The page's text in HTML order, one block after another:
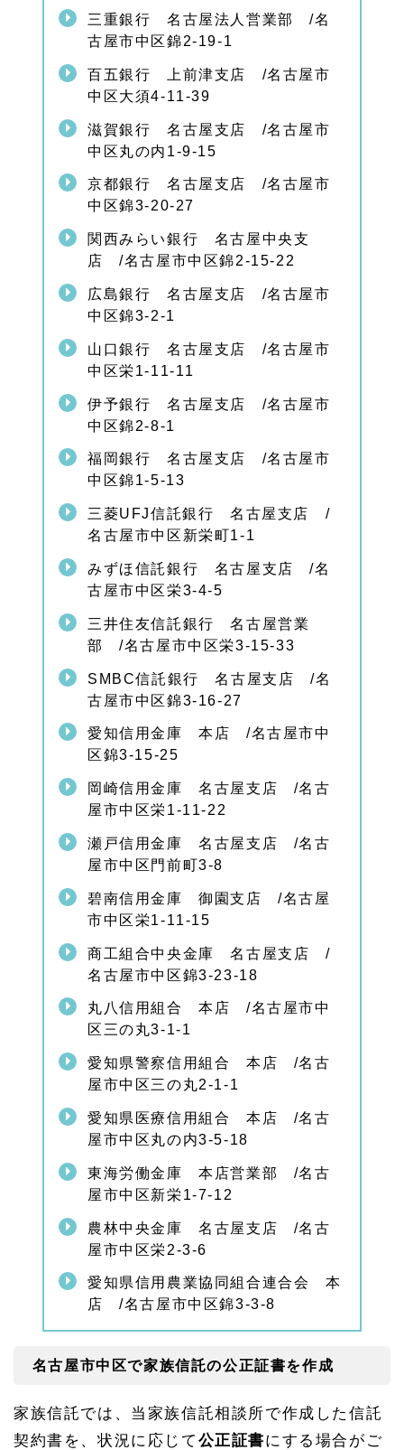
三重銀行 名古屋法人営業部 /名
古屋市中区錦2-19-1
百五銀行 上前津支店 /名古屋市
中区大須4-11-39
滋賀銀行 名古屋支店 /名古屋市
中区丸の内1-9-15
京都銀行 名古屋支店 /名古屋市
中区錦3-20-27
関西みらい銀行 名古屋中央支
店 /名古屋市中区錦2-15-22
広島銀行 名古屋支店 /名古屋市
中区錦3-2-1
山口銀行 名古屋支店 /名古屋市
中区栄1-11-11
伊予銀行 名古屋支店 /名古屋市
中区錦2-8-1
福岡銀行 名古屋支店 /名古屋市
中区錦1-5-13
三菱UFJ信託銀行 名古屋支店 /
名古屋市中区新栄町1-1
みずほ信託銀行 名古屋支店 /名
古屋市中区栄3-4-5
三井住友信託銀行 名古屋営業
部 /名古屋市中区栄3-15-33
SMBC信託銀行 名古屋支店 /名
古屋市中区錦3-16-27
愛知信用金庫 本店 /名古屋市中
区錦3-15-25
岡崎信用金庫 名古屋支店 /名古
屋市中区栄1-11-22
瀬戸信用金庫 名古屋支店 /名古
屋市中区門前町3-8
碧南信用金庫 御園支店 /名古屋
市中区栄1-11-15
商工組合中央金庫 名古屋支店 /
名古屋市中区錦3-23-18
丸八信用組合 本店 /名古屋市中
区三の丸3-1-1
愛知県警察信用組合 本店 /名古
屋市中区三の丸2-1-1
愛知県医療信用組合 本店 /名古
屋市中区丸の内3-5-18
東海労働金庫 本店営業部 /名古
屋市中区新栄1-7-12
農林中央金庫 名古屋支店 /名古
屋市中区栄2-3-6
愛知県信用農業協同組合連合会 本
店 /名古屋市中区錦3-3-8
名古屋市中区で家族信託の公正証書を作成
家族信託では、当家族信託相談所で作成した信託
契約書を、状況に応じて 公正証書にする場合がご